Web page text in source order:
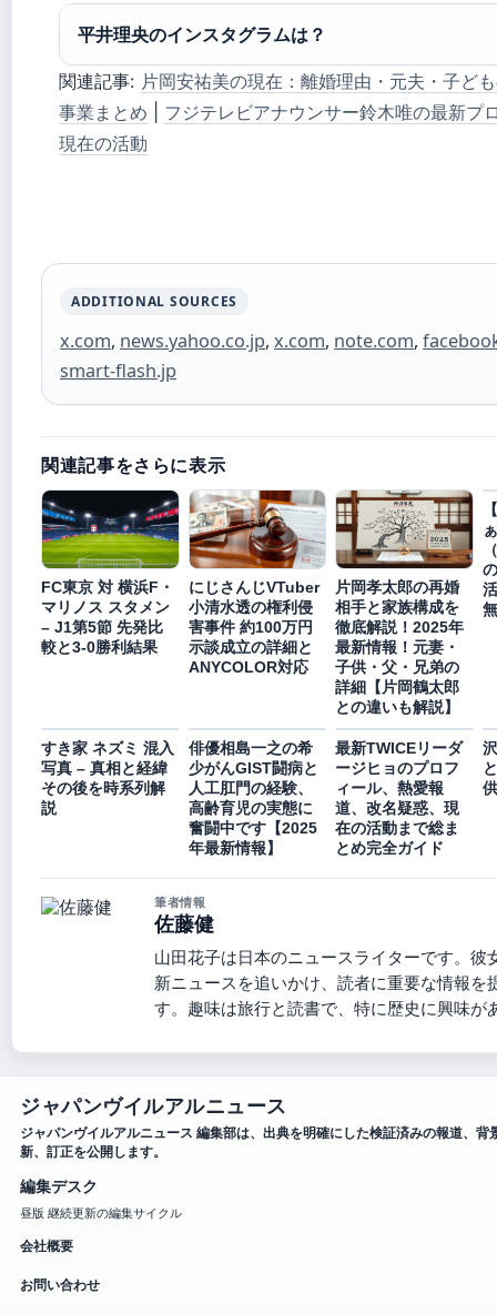
平井理央のインスタグラムは？
関連記事: 片岡安祐美の現在：離婚理由・元夫・子ど
事業まとめ
フジテレビアナウンサー鈴木唯の最新プ
現在の活動
ADDITIONAL SOURCES
x.com, news.yahoo.co.jp, x.com, note.com,
smart-flash.jp
関連記事をさらに表示
FC東京 対 横浜F・
マリノス スタメン
– J1第5節 先発比
較と3-0勝利結果
にじさんじVTuber
小清水透の権利侵
害事件 約100万円
示談成立の詳細と
ANYCOLOR対応
片岡孝太郎の再婚
相手と家族構成を
徹底解説！2025年
最新情報！元妻・
子供・父・兄弟の
詳細【片岡鶴太郎
との違いも解説】
すき家 ネズミ 混入
写真 – 真相と経緯
その後を時系列解
説
俳優相島一之の希
少がんGIST闘病と
人工肛門の経験、
高齢育児の実態に
奮闘中です【2025
年最新情報】
最新TWICEリーダ
ージヒョのプロフ
ィール、熱愛報
道、改名疑惑、現
在の活動まで総ま
とめ完全ガイド
筆者情報
佐藤健
山田花子は日本のニュースライターです。彼
新ニュースを追いかけ、読者に重要な情報を
す。趣味は旅行と読書で、特に歴史に興味が
ジャパンヴイルアルニュース
ジャパンヴイルアルニュース 編集部は、出典を明確にした検証済みの報道、背
新、訂正を公開します。
編集デスク
昼版 継続更新の編集サイクル
会社概要
お問い合わせ